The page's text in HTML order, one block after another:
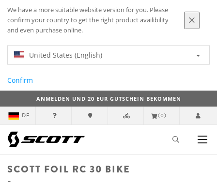
We have a more suitable website version for you. Please
confirm your country to get the right product availibility
and even purchase online.
United States (English)
Confirm
ANMELDEN UND 20 EUR GUTSCHEIN BEKOMMEN
DE (0)
SCOTT FOIL RC 30 BIKE